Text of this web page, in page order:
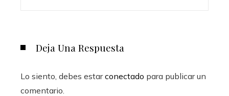
Deja Una Respuesta
Lo siento, debes estarconectado para publicar un
comentario.